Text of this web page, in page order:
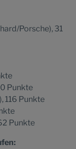
Porsche), 31
Punkte
Punkte
Punkte